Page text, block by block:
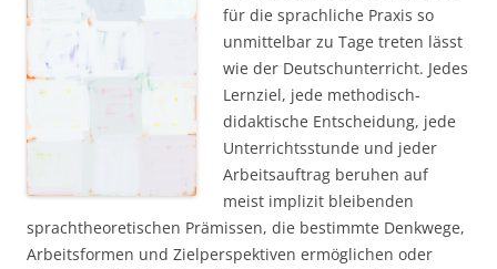
für die sprachliche Praxis so
unmittelbar zu Tage treten lässt
wie der Deutschunterricht. Jedes
Lernziel, jede methodisch-
didaktische Entscheidung, jede
Unterrichtsstunde und jeder
Arbeitsauftrag beruhen auf
meist implizit bleibenden
sprachtheoretischen Prämissen, die bestimmte Denkwege,
Arbeitsformen und Zielperspektiven ermöglichen oder